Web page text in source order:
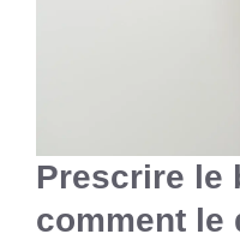
Prescrire le
comment le